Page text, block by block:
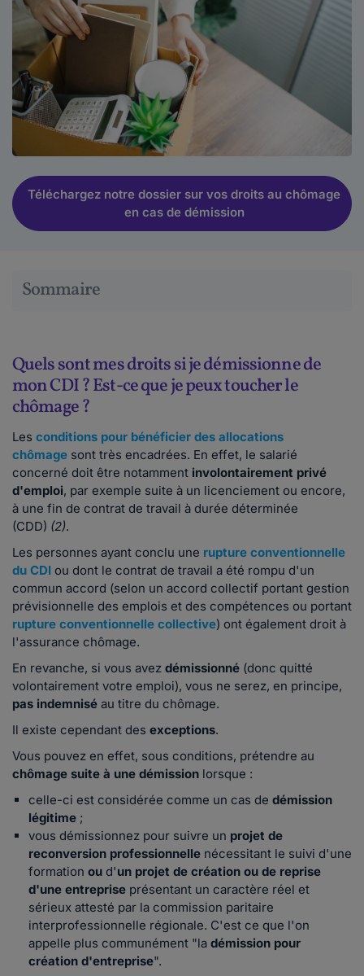
Téléchargez notre dossier sur vos droits au chômage
en cas de démission
Sommaire
Quels sont mes droits si je démissionne de
mon CDI ? Est-ce que je peux toucher le
chômage ?
Les conditions pour bénéficier des allocations
chômage sont très encadrées. En effet, le salarié
concerné doit être notamment involontairement privé
d'emploi, par exemple suite à un licenciement ou encore,
à une fin de contrat de travail à durée déterminée
(CDD) (2).
Les personnes ayant conclu une rupture conventionnelle
du CDI ou dont le contrat de travail a été rompu d'un
commun accord (selon un accord collectif portant gestion
prévisionnelle des emplois et des compétences ou portant
rupture conventionnelle collective) ont également droit à
l'assurance chômage.
En revanche, si vous avez démissionné (donc quitté
volontairement votre emploi), vous ne serez, en principe,
pas indemnisé au titre du chômage.
Il existe cependant des exceptions.
Vous pouvez en effet, sous conditions, prétendre au
chômage suite à une démission lorsque :
celle-ci est considérée comme un cas de démission
légitime ;
vous démissionnez pour suivre un projet de
reconversion professionnelle nécessitant le suivi d'une
formation ou d'un projet de création ou de reprise
d'une entreprise présentant un caractère réel et
sérieux attesté par la commission paritaire
interprofessionnelle régionale. C'est ce que l'on
appelle plus communément "la démission pour
création d'entreprise".